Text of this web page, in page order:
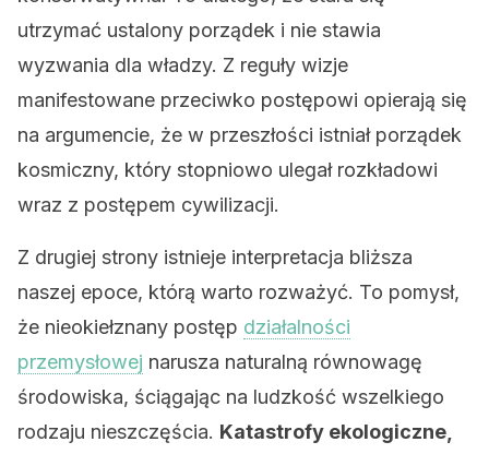
utrzymać ustalony porządek i nie stawia
wyzwania dla władzy. Z reguły wizje
manifestowane przeciwko postępowi opierają się
na argumencie, że w przeszłości istniał porządek
kosmiczny, który stopniowo ulegał rozkładowi
wraz z postępem cywilizacji.
Z drugiej strony istnieje interpretacja bliższa
naszej epoce, którą warto rozważyć. To pomysł,
że nieokiełznany postęp działalności
przemysłowej narusza naturalną równowagę
środowiska, ściągając na ludzkość wszelkiego
rodzaju nieszczęścia. Katastrofy ekologiczne,